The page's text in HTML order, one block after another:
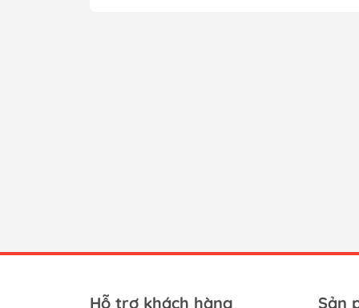
Hỗ trợ khách hàng Sản